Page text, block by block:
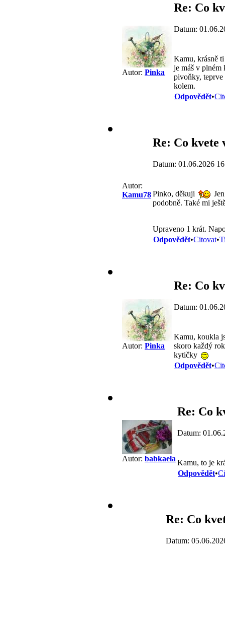
Autor: Pinka
Re: Co
Datum:
Kamu, krásně
je máš v plném
pivoňky, teprve
kolem.
Odpovědět•
Autor:
Kamu78
Re: Co kvete
Datum: 01.06.2026
Pinko, děkuji
podobně. Také mi
Upraveno 1 krát.
Odpovědět•Citovat•
Autor: Pinka
Re: Co
Datum:
Kamu, koukla
skoro každý
kytičky
Odpovědět•
Autor: babkaela
Re: Co
Datum:
Kamu, to je
Odpovědět•
Re: Co
Datum: